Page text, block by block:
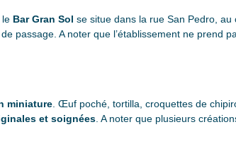
le Bar Gran Sol se situe dans la rue San Pedro,
passage. A noter que l’établissement ne prend
miniature. Œuf poché, tortilla, croquettes de
et soignées. A noter que plusieurs